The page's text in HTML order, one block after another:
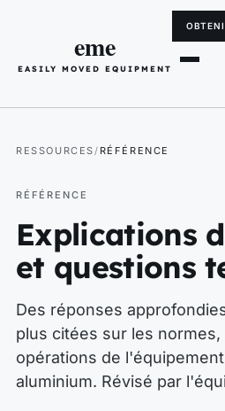
eme
EASILY MOVED EQUIPMENT
RESSOURCES RÉFÉRENCE
RÉFÉRENCE
Explications
et questions
Des réponses
plus citées sur les
opérations de
aluminium. Révisé par